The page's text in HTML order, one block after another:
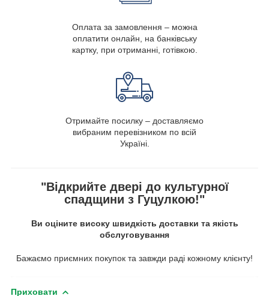
Оплата за замовлення – можна
оплатити онлайн, на банківську
картку, при отриманні, готівкою.
Отримайте посилку – доставляємо
вибраним перевізником по всій
Україні.
"Відкрийте двері до культурної
спадщини з Гуцулкою!"
Ви оціните високу швидкість доставки та якість
обслуговування
Бажаємо приємних покупок та завжди раді кожному клієнту!
Приховати